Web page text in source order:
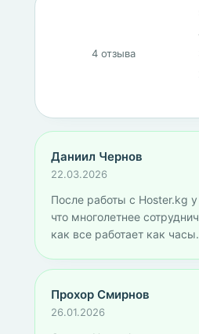
4 отзыва
Даниил Чернов
22.03.2026
После работы с Hoster.kg
что многолетнее
как все работает как
Прохор Смирнов
26.01.2026